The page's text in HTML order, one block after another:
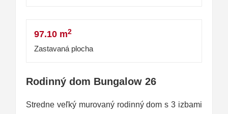
97.10 m2
Zastavaná plocha
Rodinný dom Bungalow 26
Stredne veľký murovaný rodinný dom s 3 izbami